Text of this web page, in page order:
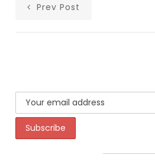
Prev Post